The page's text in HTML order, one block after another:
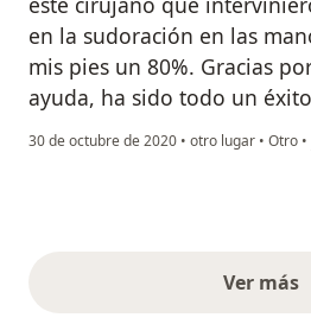
en la sudoración en las
mis pies un 80%. Gracias
ayuda, ha sido todo un
30 de octubre de 2020 • otro lugar • Otro •
Ver más